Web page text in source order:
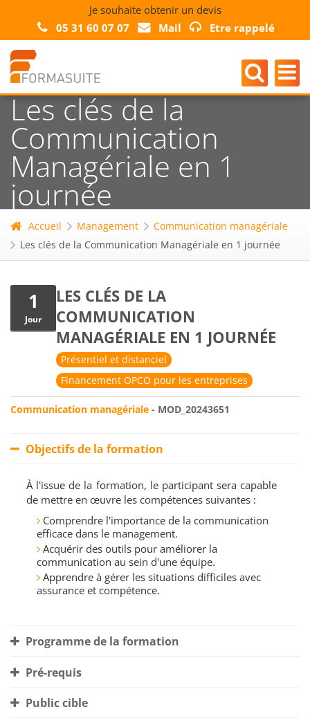
Je souhaite obtenir un devis
05 31 60 07 07
Mail Etre rappelé
Les clés de la
Communication
Managériale en 1
journée
Accueil Management
Communication managériale
Les clés de la Communication Managériale en 1 journée
1
Jour
LES CLÉS DE LA
COMMUNICATION
MANAGÉRIALE EN 1 JOURNÉE
Présentiel et distanciel
Financement OPCO pour les entreprises
Communication managériale - MOD_20243651
Objectifs de la formation
À l'issue de la formation, le participant sera capable
de mettre en œuvre les compétences suivantes :
Comprendre l'importance de la communication
efficace dans le management.
Acquérir des outils pour améliorer la
communication au sein d'une équipe.
Apprendre à gérer les situations difficiles avec
assurance et compétence.
Programme de la formation
Pré-requis
Public cible